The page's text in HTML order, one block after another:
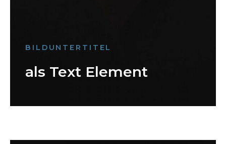
BILDUNTERTITEL
als Text Element